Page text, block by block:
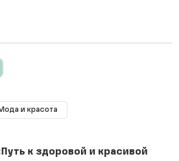
и красота
к здоровой и красивой